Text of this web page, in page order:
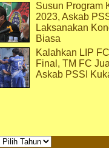
Susun Program
2023, Askab
Laksanakan
Biasa
Kalahkan LIP
Final, TM FC
Askab PSSI